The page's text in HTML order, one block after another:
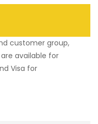
customer group,
available for
Visa for